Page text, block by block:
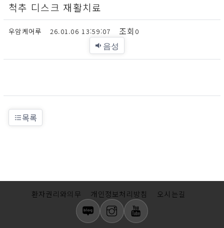
척추 디스크 재활치료
우암케어루 26.01.06 13:59:07 0
음성
목록
환자권리와의무 개인정보처리방침 오시는길